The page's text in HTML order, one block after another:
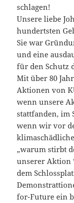
schlagen!
Unsere liebe
hundertsten
Sie war
und eine
für den Schutz
Mit über 80
Aktionen von
wenn unsere
stattfanden, im
wenn wir vor
„warum stirbt
unserer Aktion
dem
for-Future ein